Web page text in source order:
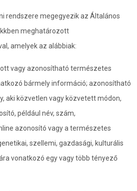
rendszere megegyezik az Általános
meghatározott
amelyek az alábbiak:
vagy azonosítható természetes
bármely információ; azonosítható
aki közvetlen vagy közvetett módon,
például név, szám,
azonosító vagy a természetes
szellemi, gazdasági, kulturális
vonatkozó egy vagy több tényező